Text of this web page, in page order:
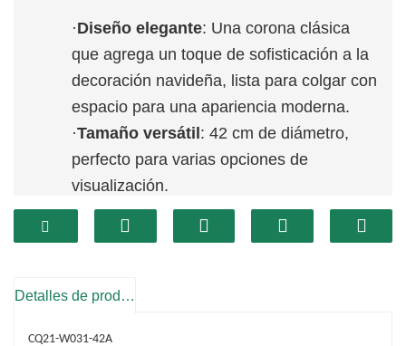
·Diseño elegante: Una corona clásica
que agrega un toque de sofisticación a la
decoración navideña, lista para colgar con
espacio para una apariencia moderna.
·Tamaño versátil: 42 cm de diámetro,
perfecto para varias opciones de
visualización.
·Durable y reutilizable
: Diseñado para
un uso duradero durante múltiples
ecológico.
Detalles de producto
CQ21-W031-42A